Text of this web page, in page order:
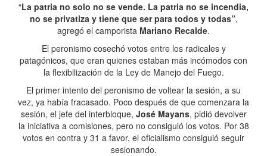
“La patria no solo no se vende. La patria no se incendia,
no se privatiza y tiene que ser para todos y todas”,
agregó el camporista Mariano Recalde.
El peronismo cosechó votos entre los radicales y
patagónicos, que eran quienes estaban más incómodos con
la flexibilización de la Ley de Manejo del Fuego.
El primer intento del peronismo de voltear la sesión, a su
vez, ya había fracasado. Poco después de que comenzara la
sesión, el jefe del interbloque, José Mayans, pidió devolver
la iniciativa a comisiones, pero no consiguió los votos. Por 38
votos en contra y 31 a favor, el oficialismo consiguió seguir
sesionando.